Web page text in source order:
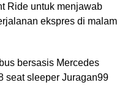
Ride untuk menjawab
ekspres di malam
bersasis Mercedes
seat sleeper Juragan99